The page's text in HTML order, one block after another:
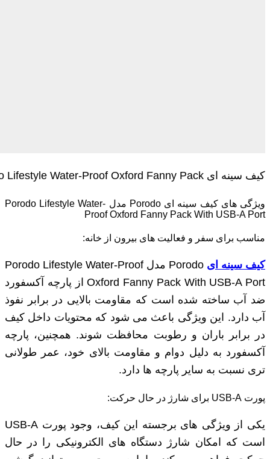
کیف سینه ای Porodo Lifestyle Water-Proof Oxford Fanny Pack
ویژگی های کیف سینه ای Porodo مدل Porodo Lifestyle Water-
Proof Oxford Fanny Pack With USB-A Port
مناسب برای سفر و فعالیت‌ های بیرون از خانه:
کیف سینه ای
Porodo مدل Porodo Lifestyle Water-Proof
Oxford Fanny Pack With USB-A Port از پارچه آکسفورد
ضد آب ساخته شده است که مقاومت بالایی در برابر نفوذ
آب دارد. این ویژگی باعث می‌ شود که محتویات داخل کیف
در برابر باران و رطوبت محافظت شوند. همچنین، پارچه
آکسفورد به دلیل دوام و مقاومت بالای خود، عمر طولانی
‌تری نسبت به سایر پارچه‌ ها دارد.
پورت USB-A برای شارژ در حال حرکت:
یکی از ویژگی‌ های برجسته این کیف، وجود پورت USB-A
است که امکان شارژ دستگاه‌ های الکترونیکی را در حال